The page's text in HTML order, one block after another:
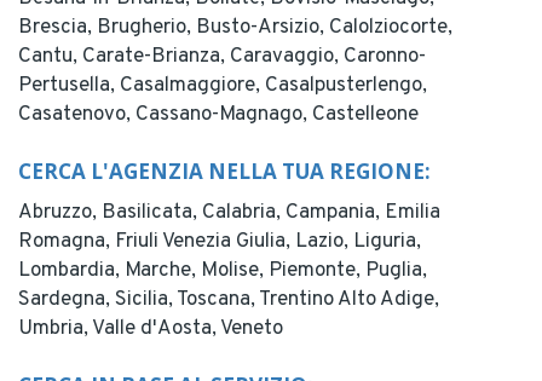
Brescia, Brugherio, Busto-Arsizio, Calolziocorte,
Cantu, Carate-Brianza, Caravaggio, Caronno-
Pertusella, Casalmaggiore, Casalpusterlengo,
Casatenovo, Cassano-Magnago, Castelleone
CERCA L'AGENZIA NELLA TUA REGIONE:
Abruzzo, Basilicata, Calabria, Campania, Emilia
Romagna, Friuli Venezia Giulia, Lazio, Liguria,
Lombardia, Marche, Molise, Piemonte, Puglia,
Sardegna, Sicilia, Toscana, Trentino Alto Adige,
Umbria, Valle d'Aosta, Veneto